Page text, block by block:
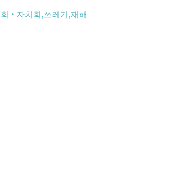
・자치회,쓰레기,재해